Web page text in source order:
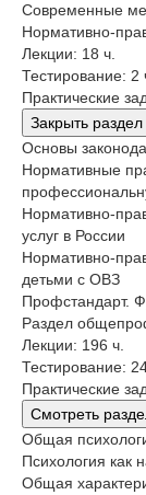
Современные
Нормативно-
Лекции: 18 ч.
Тестирование: 2
Практические
Закрыть раздел
Основы
Нормативные
Нормативно-
услуг в России
Нормативно-
детьми с ОВЗ
Профстандарт.
Раздел
Лекции: 196 ч.
Тестирование:
Практические
Смотреть
Общая
Психология как
Общая